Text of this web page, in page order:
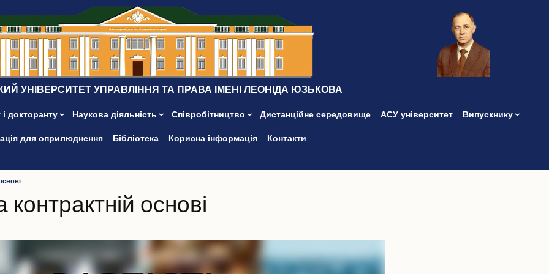
УНІВЕРСИТЕТ УПРАВЛІННЯ ТА ПРАВА ІМЕНІ ЛЕОНІДА ЮЗЬКОВА
докторанту Наукова діяльність Співробітництво Дистанційне середовище АСУ університет
Випускнику
для оприлюднення
Бібліотека Корисна інформація Контакти
основі